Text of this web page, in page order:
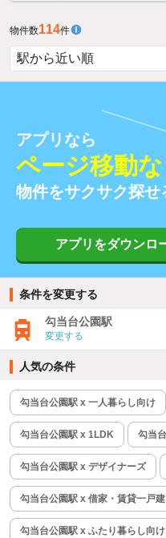
物件数114件
アプリなら
ページ移動な
物件をサクサク探せ
アプリをダウンロ
条件を変更する
勾当台公園駅
変更する
人気の条件
勾当台公園駅 x 一人暮らし向け
勾当台公園駅 x 1LDK 勾当
勾当台公園駅 x デザイナーズ
勾当台公園駅 x 借家・賃貸一戸
勾当台公園駅 x ふたり暮らし向け